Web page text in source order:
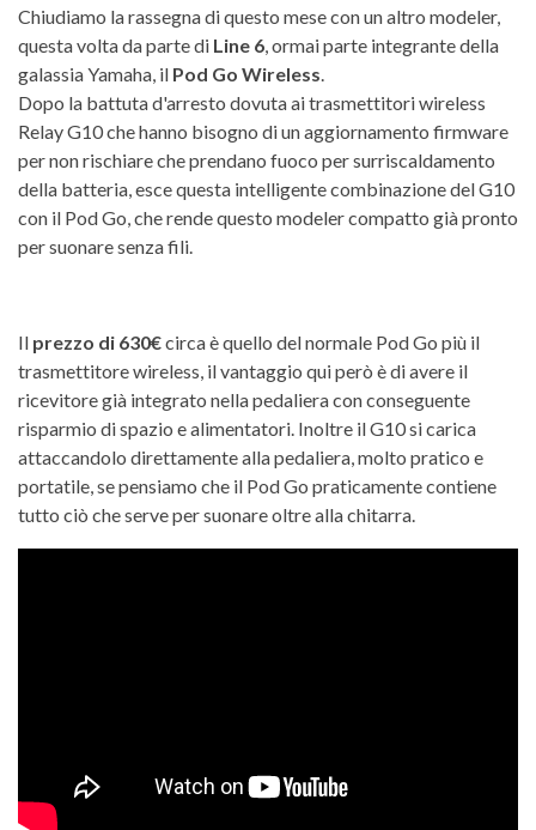
Chiudiamo la rassegna di questo mese con un altro modeler,
questa volta da parte di Line 6, ormai parte integrante della
galassia Yamaha, il Pod Go Wireless.
Dopo la battuta d'arresto dovuta ai trasmettitori wireless
Relay G10 che hanno bisogno di un aggiornamento firmware
per non rischiare che prendano fuoco per surriscaldamento
della batteria, esce questa intelligente combinazione del G10
con il Pod Go, che rende questo modeler compatto già pronto
per suonare senza fili.
Il prezzo di 630€circa è quello del normale Pod Go più il
trasmettitore wireless, il vantaggio qui però è di avere il
ricevitore già integrato nella pedaliera con conseguente
risparmio di spazio e alimentatori. Inoltre il G10 si carica
attaccandolo direttamente alla pedaliera, molto pratico e
portatile, se pensiamo che il Pod Go praticamente contiene
tutto ciò che serve per suonare oltre alla chitarra.